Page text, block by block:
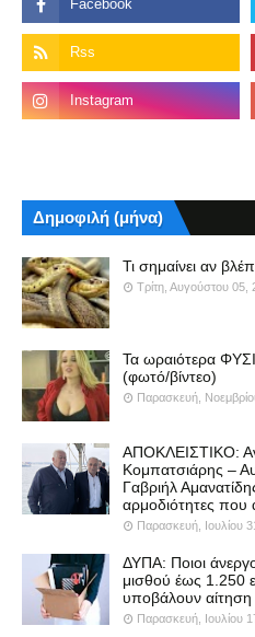
Δημοφιλή (μήνα)
Τι σημαίνει αν
Τρίτη, Αυγούστου 05,
Τα ωραιότερα
(φωτό/βίντεο)
Παρασκευή,
ΑΠΟΚΛΕΙΣΤΙΚΟ:
Κομπατσιάρης –
Γαβριήλ
αρμοδιότητες που
Παρασκευή, Ιουλίου
ΔΥΠΑ: Ποιοι
μισθού έως 1.250
υποβάλουν αίτηση
Παρασκευή, Ιουλίου